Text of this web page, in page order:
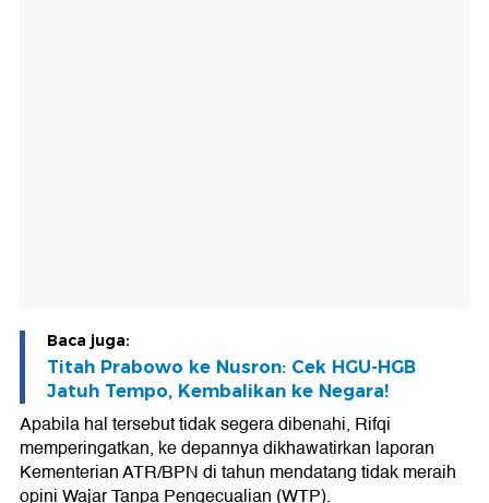
Baca juga:
Titah Prabowo ke Nusron: Cek HGU-HGB
Jatuh Tempo, Kembalikan ke Negara!
Apabila hal tersebut tidak segera dibenahi, Rifqi
memperingatkan, ke depannya dikhawatirkan laporan
Kementerian ATR/BPN di tahun mendatang tidak meraih
opini Wajar Tanpa Pengecualian (WTP).